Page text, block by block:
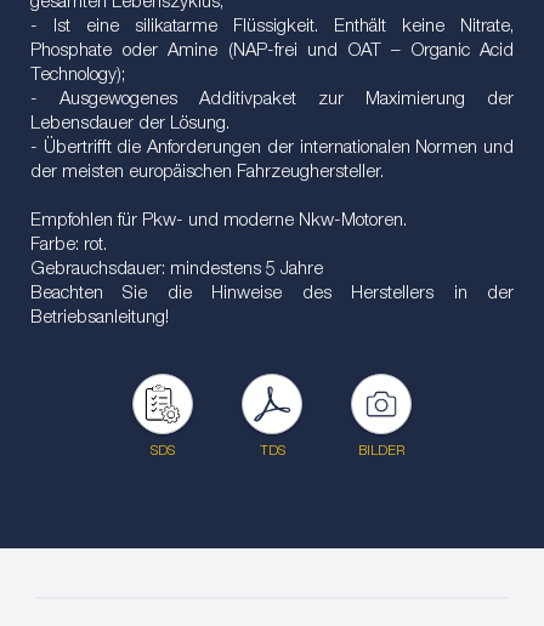
- Ist eine silikatarme Flüssigkeit. Enthält keine Nitrate,
Phosphate oder Amine (NAP-frei und OAT – Organic Acid
Technology);
- Ausgewogenes Additivpaket zur Maximierung der
Lebensdauer der Lösung.
- Übertrifft die Anforderungen der internationalen Normen und
der meisten europäischen Fahrzeughersteller.
Empfohlen für Pkw- und moderne Nkw-Motoren.
Farbe: rot.
Gebrauchsdauer: mindestens 5 Jahre
Beachten Sie die Hinweise des Herstellers in der
Betriebsanleitung!
SDS TDS BILDER